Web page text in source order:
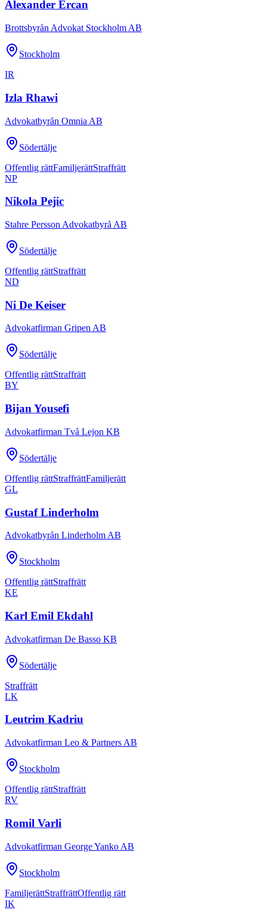
Alexander Ercan
Brottsbyrån Advokat Stockholm AB
Stockholm
IR
Izla Rhawi
Advokatbyrån Omnia AB
Södertälje
Offentlig rättFamiljerättStraffrätt
NP
Nikola Pejic
Stahre Persson Advokatbyrå AB
Södertälje
Offentlig rättStraffrätt
ND
Ni De Keiser
Advokatfirman Gripen AB
Södertälje
Offentlig rättStraffrätt
BY
Bijan Yousefi
Advokatfirman Två Lejon KB
Södertälje
Offentlig rättStraffrättFamiljerätt
GL
Gustaf Linderholm
Advokatbyrån Linderholm AB
Stockholm
Offentlig rättStraffrätt
KE
Karl Emil Ekdahl
Advokatfirman De Basso KB
Södertälje
Straffrätt
LK
Leutrim Kadriu
Advokatfirman Leo & Partners AB
Stockholm
Offentlig rättStraffrätt
RV
Romil Varli
Advokatfirman George Yanko AB
Stockholm
FamiljerättStraffrättOffentlig rätt
IK